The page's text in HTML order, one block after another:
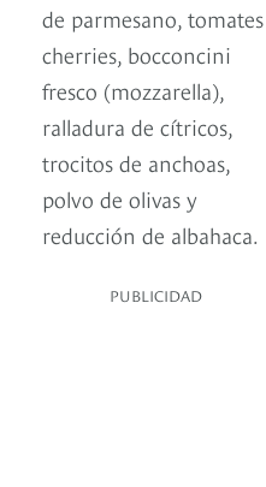
de parmesano, tomates
cherries, bocconcini
fresco (mozzarella),
ralladura de cítricos,
trocitos de anchoas,
polvo de olivas y
reducción de albahaca.
PUBLICIDAD